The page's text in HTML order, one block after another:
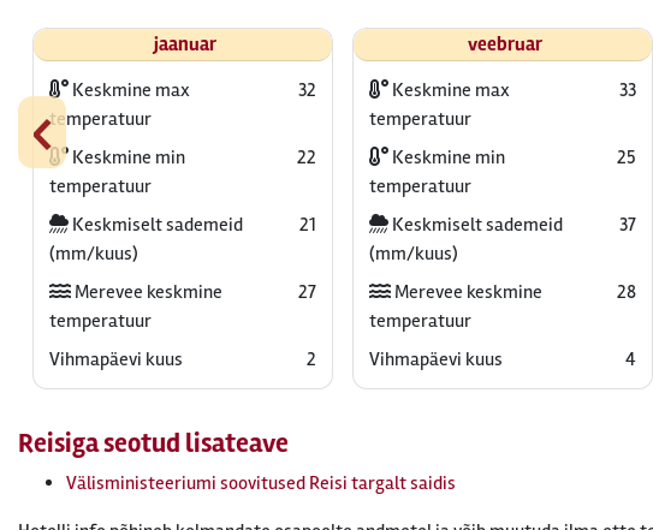
‹
jaanuar
Keskmine max
temperatuur
32
Keskmine min
temperatuur
22
Keskmiselt sademeid
(mm/kuus)
21
Merevee keskmine
temperatuur
27
Vihmapäevi kuus 2
veebruar
Keskmine max
temperatuur
33
Keskmine min
temperatuur
25
Keskmiselt sademeid
(mm/kuus)
37
Merevee keskmine
temperatuur
28
Vihmapäevi kuus 4
Reisiga seotud lisateave
Välisministeeriumi soovitused Reisi targalt saidis